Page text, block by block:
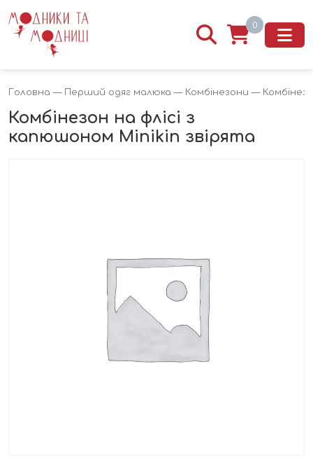
0
Головна — Перший одяг малюка — Комбінезони —
Комбінезон на флісі з
капюшоном Minikin звірята